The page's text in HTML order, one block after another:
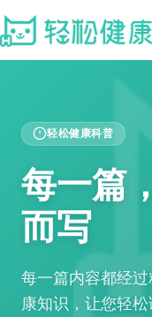
轻松健康科普
每一篇
而写
每一篇内容都经
康知识，让您轻松